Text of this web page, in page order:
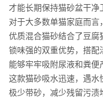
才能长期保持猫砂盆干净
对于大多数单猫家庭而言
优质混合猫砂结合了豆腐
锁味强的双重优势，搭配
能够牢牢吸附尿液和粪便
这款猫砂吸水迅速，遇水
极少带砂，减少残留污渍